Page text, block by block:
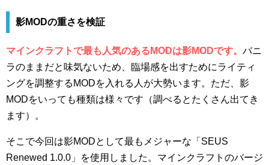
影MODの重さを検証
マインクラフトで最も人気のあるMODは影MODです。 バニ
ラのままだと味気ないため、臨場感を出すためにライティ
ングを調整するMODを入れる人が大勢います。ただ、影
MODをいっても種類は様々です（調べるとたくさん出てき
ます）。
そこで今回は影MODとして最もメジャーな「SEUS
Renewed 1.0.0」を使用しました。マインクラフトのバージ